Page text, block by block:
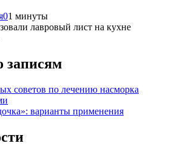
01 минуты
лавровый лист на кухне
записям
советов по лечению насморка
варианты применения